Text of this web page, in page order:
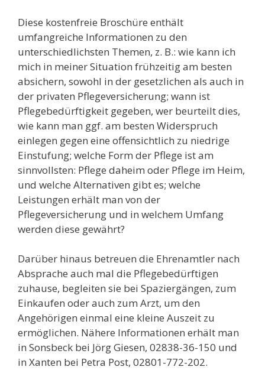
Diese kostenfreie Broschüre enthält
umfangreiche Informationen zu den
unterschiedlichsten Themen, z. B.: wie kann ich
mich in meiner Situation frühzeitig am besten
absichern, sowohl in der gesetzlichen als auch in
der privaten Pflegeversicherung; wann ist
Pflegebedürftigkeit gegeben, wer beurteilt dies,
wie kann man ggf. am besten Widerspruch
einlegen gegen eine offensichtlich zu niedrige
Einstufung; welche Form der Pflege ist am
sinnvollsten: Pflege daheim oder Pflege im Heim,
und welche Alternativen gibt es; welche
Leistungen erhält man von der
Pflegeversicherung und in welchem Umfang
werden diese gewährt?
Darüber hinaus betreuen die Ehrenamtler nach
Absprache auch mal die Pflegebedürftigen
zuhause, begleiten sie bei Spaziergängen, zum
Einkaufen oder auch zum Arzt, um den
Angehörigen einmal eine kleine Auszeit zu
ermöglichen. Nähere Informationen erhält man
in Sonsbeck bei Jörg Giesen, 02838-36-150 und
in Xanten bei Petra Post, 02801-772-202.